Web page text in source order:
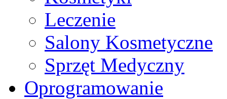
Leczenie
Salony Kosmetyczne
Sprzęt Medyczny
Oprogramowanie